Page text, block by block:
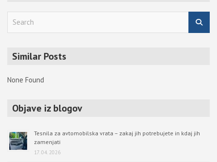
Similar Posts
None Found
Objave iz blogov
Tesnila za avtomobilska vrata – zakaj jih potrebujete in kdaj jih
zamenjati
17. 04. 2026